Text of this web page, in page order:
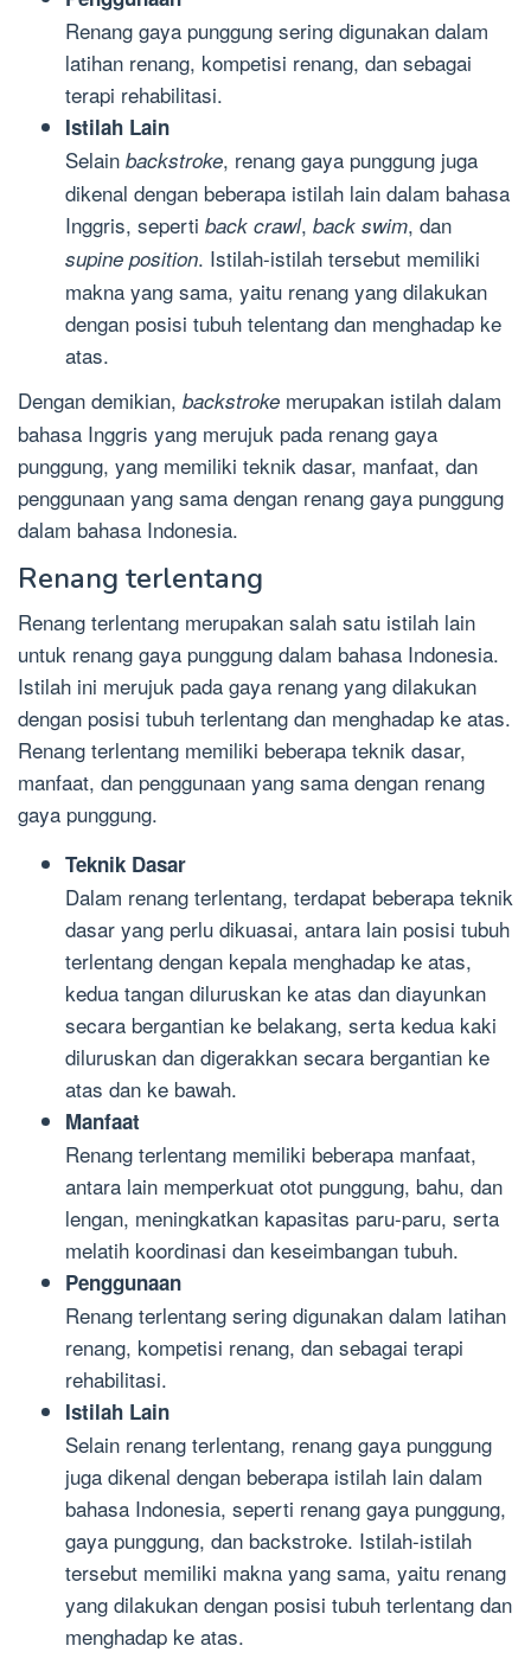
Renang gaya punggung sering digunakan dalam
latihan renang, kompetisi renang, dan sebagai
terapi rehabilitasi.
Istilah Lain
Selain backstroke, renang gaya punggung juga
dikenal dengan beberapa istilah lain dalam bahasa
Inggris, seperti back crawl, back swim, dan
supine position. Istilah-istilah tersebut memiliki
makna yang sama, yaitu renang yang dilakukan
dengan posisi tubuh telentang dan menghadap ke
atas.
Dengan demikian, backstroke merupakan istilah dalam
bahasa Inggris yang merujuk pada renang gaya
punggung, yang memiliki teknik dasar, manfaat, dan
penggunaan yang sama dengan renang gaya punggung
dalam bahasa Indonesia.
Renang terlentang
Renang terlentang merupakan salah satu istilah lain
untuk renang gaya punggung dalam bahasa Indonesia.
Istilah ini merujuk pada gaya renang yang dilakukan
dengan posisi tubuh terlentang dan menghadap ke atas.
Renang terlentang memiliki beberapa teknik dasar,
manfaat, dan penggunaan yang sama dengan renang
gaya punggung.
Teknik Dasar
Dalam renang terlentang, terdapat beberapa teknik
dasar yang perlu dikuasai, antara lain posisi tubuh
terlentang dengan kepala menghadap ke atas,
kedua tangan diluruskan ke atas dan diayunkan
secara bergantian ke belakang, serta kedua kaki
diluruskan dan digerakkan secara bergantian ke
atas dan ke bawah.
Manfaat
Renang terlentang memiliki beberapa manfaat,
antara lain memperkuat otot punggung, bahu, dan
lengan, meningkatkan kapasitas paru-paru, serta
melatih koordinasi dan keseimbangan tubuh.
Penggunaan
Renang terlentang sering digunakan dalam latihan
renang, kompetisi renang, dan sebagai terapi
rehabilitasi.
Istilah Lain
Selain renang terlentang, renang gaya punggung
juga dikenal dengan beberapa istilah lain dalam
bahasa Indonesia, seperti renang gaya punggung,
gaya punggung, dan backstroke. Istilah-istilah
tersebut memiliki makna yang sama, yaitu renang
yang dilakukan dengan posisi tubuh terlentang dan
menghadap ke atas.